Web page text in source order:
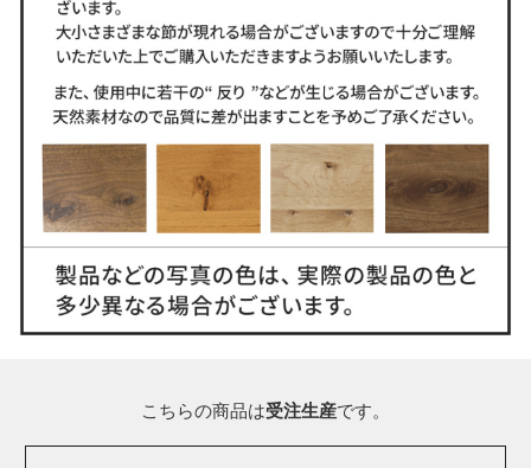
こちらの商品は受注生産です。